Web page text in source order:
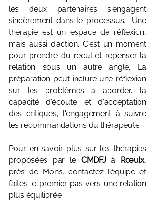
les deux partenaires s'engagent
sincèrement dans le processus.  Une
thérapie est un espace de réflexion,
mais aussi d’action. C'est un moment
pour prendre du recul et repenser la
relation sous un autre angle. La
préparation peut inclure une réflexion
sur les problèmes à aborder, la
capacité d'écoute et d'acceptation
des critiques, l'engagement à suivre
les recommandations du thérapeute.
Pour en savoir plus sur les thérapies
proposées par le CMDFJ à Rœulx,
près de Mons, contactez l’équipe et
faites le premier pas vers une relation
plus équilibrée.